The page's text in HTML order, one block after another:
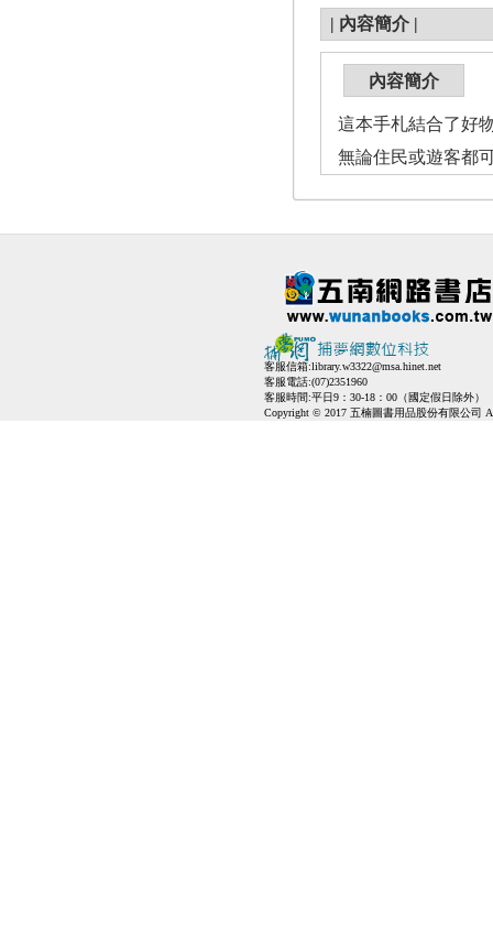
| 內容簡介 |
內容簡介
這本手札結合了好
無論住民或遊客都
客服信箱:library.w3322@msa.hinet.net
客服電話:(07)2351960
客服時間:平日9：30-18：00（國定假日除外）
Copyright © 2017 五楠圖書用品股份有限公司